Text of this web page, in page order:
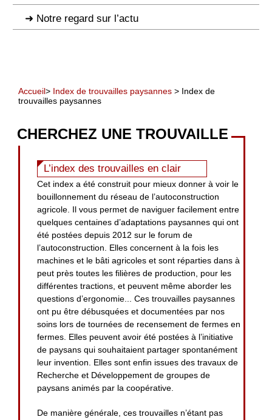
Notre regard sur l’actu
Accueil> Index de trouvailles paysannes > Index de
trouvailles paysannes
CHERCHEZ UNE TROUVAILLE
L’index des trouvailles en clair
Cet index a été construit pour mieux donner à voir le
bouillonnement du réseau de l’autoconstruction
agricole. Il vous permet de naviguer facilement entre
quelques centaines d’adaptations paysannes qui ont
été postées depuis 2012 sur le forum de
l’autoconstruction. Elles concernent à la fois les
machines et le bâti agricoles et sont réparties dans à
peut près toutes les filières de production, pour les
différentes tractions, et peuvent même aborder les
questions d’ergonomie... Ces trouvailles paysannes
ont pu être débusquées et documentées par nos
soins lors de tournées de recensement de fermes en
fermes. Elles peuvent avoir été postées à l’initiative
de paysans qui souhaitaient partager spontanément
leur invention. Elles sont enfin issues des travaux de
Recherche et Développement de groupes de
paysans animés par la coopérative.
De manière générale, ces trouvailles n’étant pas